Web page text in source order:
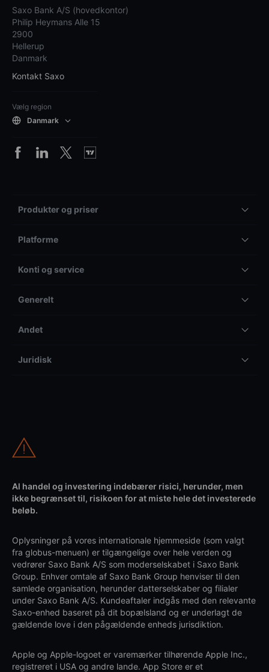
Saxo Bank A/S (hovedkontor)
Philip Heymans Alle 15
2900
Hellerup
Danmark
Kontakt Saxo
Vælg region
Danmark
Produkter og priser
Platforme
Konti og service
Generelt
Andet
Juridisk
Al handel og investering indebærer risici, herunder, men
ikke begrænset til, risikoen for at miste hele det investerede
beløb.
Oplysninger på vores internationale hjemmeside (som valgt
fra globus-menuen) er tilgængelige over hele verden og
vedrører Saxo Bank A/S som moderselskabet i Saxo Bank
Group. Enhver omtale af Saxo Bank Group henviser til den
samlede organisation, herunder datterselskaber og filialer
under Saxo Bank A/S. Kundeaftaler indgås med den relevante
Saxo-enhed baseret på dit bopælsland og er underlagt de
gældende love i den pågældende enheds jurisdiktion.
Apple og Apple-logoet er varemærker tilhørende Apple Inc.,
registreret i USA og andre lande. App Store er et